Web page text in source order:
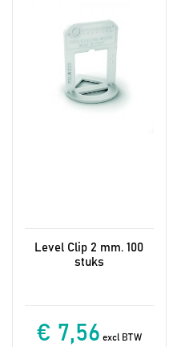
Level Clip 2 mm. 100
stuks
€ 7,56 excl BTW